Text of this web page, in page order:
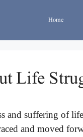
Home
Life
and suffering of
and moved